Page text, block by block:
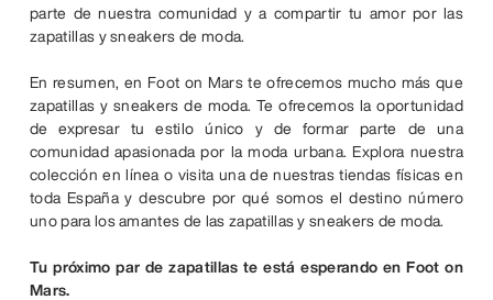
parte de nuestra comunidad y a compartir tu amor por las
zapatillas y sneakers de moda.
En resumen, en Foot on Mars te ofrecemos mucho más que
zapatillas y sneakers de moda. Te ofrecemos la oportunidad
de expresar tu estilo único y de formar parte de una
comunidad apasionada por la moda urbana. Explora nuestra
colección en línea o visita una de nuestras tiendas físicas en
toda España y descubre por qué somos el destino número
uno para los amantes de las zapatillas y sneakers de moda.
Tu próximo par de zapatillas te está esperando en Foot on
Mars.